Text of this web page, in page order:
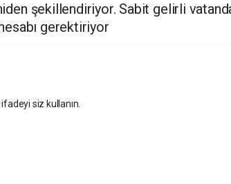
şekillendiriyor. Sabit gelirli
gerektiriyor
siz kullanın.